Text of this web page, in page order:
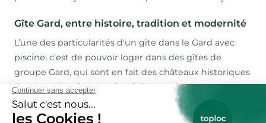
Gîte Gard, entre histoire, tradition et modernité
L’une des particularités d'un gite dans le Gard avec
piscine, c’est de pouvoir loger dans des gîtes de
groupe Gard, qui sont en fait des châteaux historiques
devenus des gîtes, modernisés, tout équipés, avec
piscine ou jacuzzi et un jardin. De grandes demeures,
changer engîtes de France Gard
, pour venir passez